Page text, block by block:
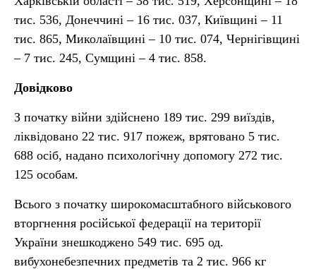
тис. 536, Донеччині – 16 тис. 037, Київщині – 11
тис. 865, Миколаївщині – 10 тис. 074, Чернігівщині
– 7 тис. 245, Сумщині – 4 тис. 858.
Довідково
З початку війни здійснено 189 тис. 299 виїздів,
ліквідовано 22 тис. 917 пожеж, врятовано 5 тис.
688 осіб, надано психологічну допомогу 272 тис.
125 особам.
Всього з початку широкомасштабного військового
вторгнення російської федерації на території
України знешкоджено 549 тис. 695 од.
вибухонебезпечних предметів та 2 тис. 966 кг